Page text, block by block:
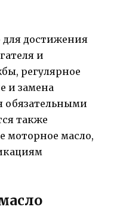
для достижения
и
регулярное
и замена
обязательными
также
моторное масло,